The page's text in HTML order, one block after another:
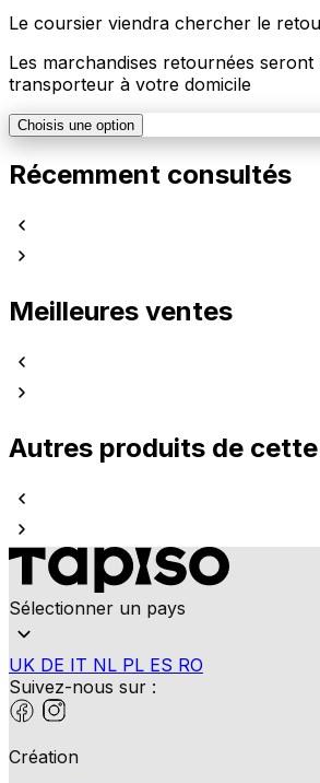
Le coursier viendra chercher le
Les marchandises retournées
transporteur à votre domicile
Choisis une option
Récemment consultés
Meilleures ventes
Autres produits de
Sélectionner un pays
UK DE IT NL PL ES RO
Suivez-nous sur :
Création